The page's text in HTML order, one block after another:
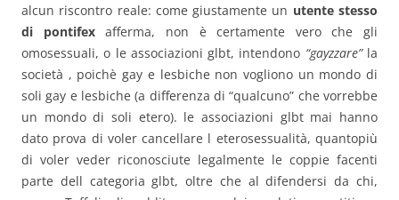
alcun riscontro reale: come giustamente un utente stesso
di pontifexafferma, non è certamente vero che gli
omosessuali, o le associazioni glbt, intendono “gayzzare”la
società , poichè gay e lesbiche non vogliono un mondo di
soli gay e lesbiche (a differenza di “qualcuno” che vorrebbe
un mondo di soli etero). le associazioni glbt mai hanno
dato prova di voler cancellare l eterosessualità, quantopiù
di voler veder riconosciute legalmente le coppie facenti
parte dell categoria glbt, oltre che al difendersi da chi,